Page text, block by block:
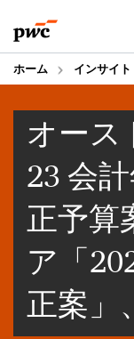
to
content
to
footer
ホーム インサイト
オース
23 会
正予算
ア「
正案」